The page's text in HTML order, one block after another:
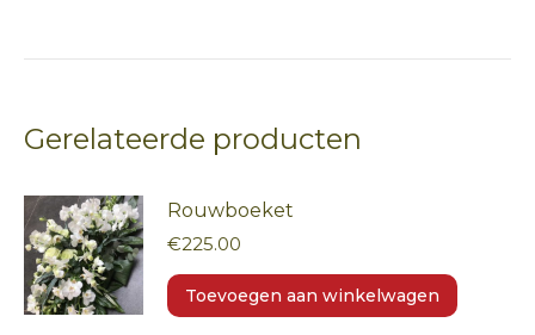
Gerelateerde producten
Rouwboeket
€225.00
Toevoegen aan winkelwagen